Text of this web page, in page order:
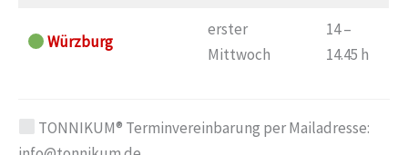
Würzburg
erster
Mittwoch
14 –
14.45 h
TONNIKUM® Terminvereinbarung per Mailadresse: